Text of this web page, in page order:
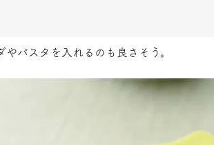
やパスタを入れるのも良さそう。